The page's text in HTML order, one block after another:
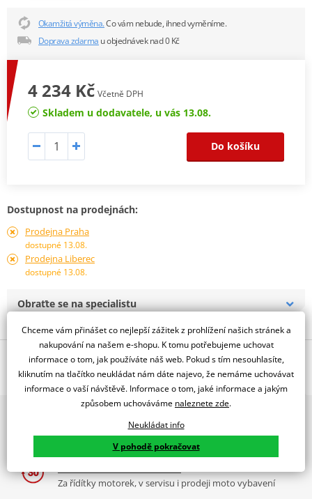
Okamžitá výměna.Co vám nebude, ihned vyměníme.
Doprava zdarma u objednávek nad 0 Kč
4 234 Kč Včetně DPH
Skladem u dodavatele, u vás 13.08.
Do košíku
Dostupnost na prodejnách:
Prodejna Praha
dostupné 13.08.
Prodejna Liberec
dostupné 13.08.
Obraťte se na specialistu
Popis a parametry
Jsme autorizovaný
dealer značky RDMOTO
Padací rámy RDMOTO nabízí maximální ochranu Vašeho
Vyráběné z kvalitního materiálu.
"Testováno zákazníky"
9 značek motocyklů, servis, oblečení, doplňky i náhradní
díly, to vše v Praze a Liberci
Za řídítky motorek, v servisu i prodeji moto vybavení
Chceme vám přinášet co nejlepší zážitek z prohlížení našich stránek a
nakupování na našem e-shopu. K tomu potřebujeme uchovat
informace o tom, jak používáte náš web. Pokud s tím nesouhlasíte,
kliknutím na tlačítko neukládat nám dáte najevo, že nemáme uchovávat
informace o vaší návštěvě. Informace o tom, jaké informace a jakým
způsobem uchováváme naleznete zde.
Neukládat info
V pohodě pokračovat